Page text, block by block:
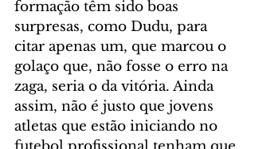
formação têm sido boas
surpresas, como Dudu, para
citar apenas um, que marcou o
golaço que, não fosse o erro na
zaga, seria o da vitória. Ainda
assim, não é justo que jovens
atletas que estão iniciando no